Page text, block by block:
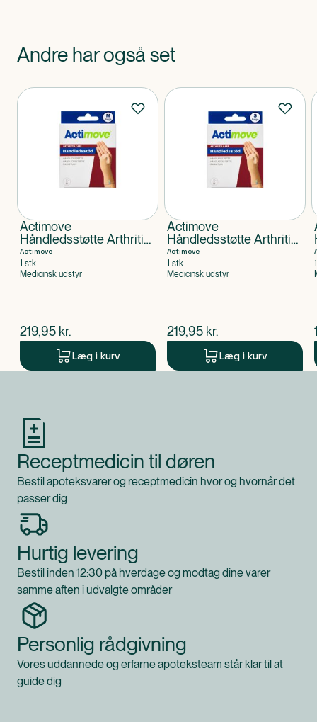
Andre har også set
Produkter
Actimove
Håndledsstøtte Arthritis
Care størrelse M
Actimove
1 stk
Medicinsk udstyr
$nuværende pris
219,95 kr.
Læg i kurv
Actimove
Håndledsstøtte Arthritis
Care størrelse S
Actimove
1 stk
Medicinsk udstyr
$nuværende pris
219,95 kr.
Læg i kurv
Receptmedicin til døren
Bestil apoteksvarer og receptmedicin hvor og hvornår det
passer dig
Hurtig levering
Bestil inden 12:30 på hverdage og modtag dine varer
samme aften i udvalgte områder
Personlig rådgivning
Vores uddannede og erfarne apoteksteam står klar til at
guide dig